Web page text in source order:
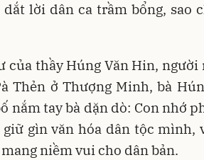
lời dân ca trầm bổng, sao
của thầy Húng Văn Hin,
Thẻn ở Thượng Minh, bà
nắm tay bà dặn dò: Con nhớ
gìn văn hóa dân tộc mình,
niềm vui cho dân bản.